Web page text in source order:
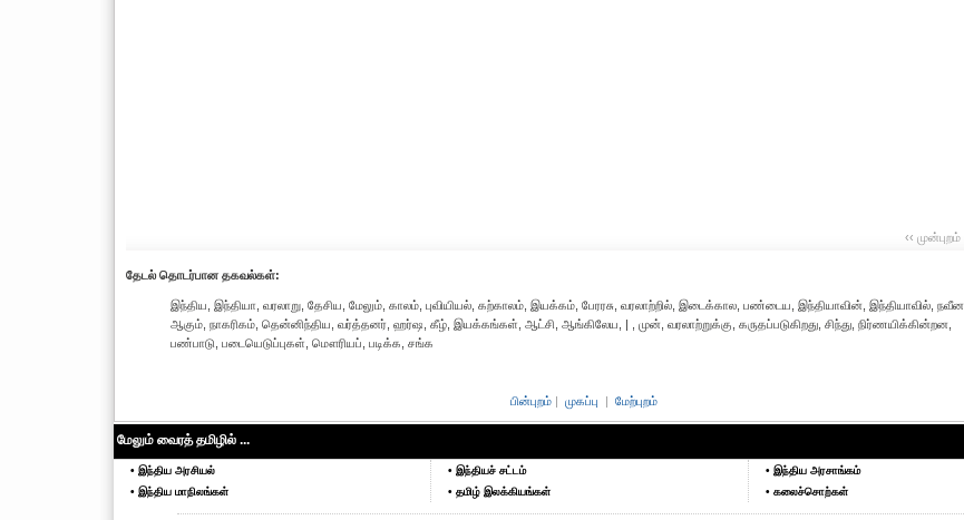
‹‹ முன்புறம்
தேட‌ல் தொட‌ர்பான தகவ‌ல்க‌ள்:
இந்திய, இந்தியா, வரலாறு, தேசிய, மேலும், காலம், புவியியல், கற்காலம், இயக்கம், பேரரசு, வரலாற்றில், இடைக்கால, பண்டைய, இந்தியாவின், இந்தியாவில், நவீன,
ஆகும், நாகரிகம், தென்னிந்திய, வர்த்தனர், ஹர்ஷ, கீழ், இயக்கங்கள், ஆட்சி, ஆங்கிலேய, | , முன், வரலாற்றுக்கு, கருதப்படுகிறது, சிந்து, நிர்ணயிக்கின்றன,
பண்பாடு, படையெடுப்புகள், மௌரியப், படிக்க, சங்க
பின்புறம் | முகப்பு | மேற்புறம்
மேலும் வைரத் தமிழில் ...
• இந்திய அரசியல்
• இந்திய மாநிலங்கள்
• இந்தியச் சட்டம்
• தமிழ் இலக்கியங்கள்
• இந்திய அரசாங்கம்
• கலைச்சொற்கள்